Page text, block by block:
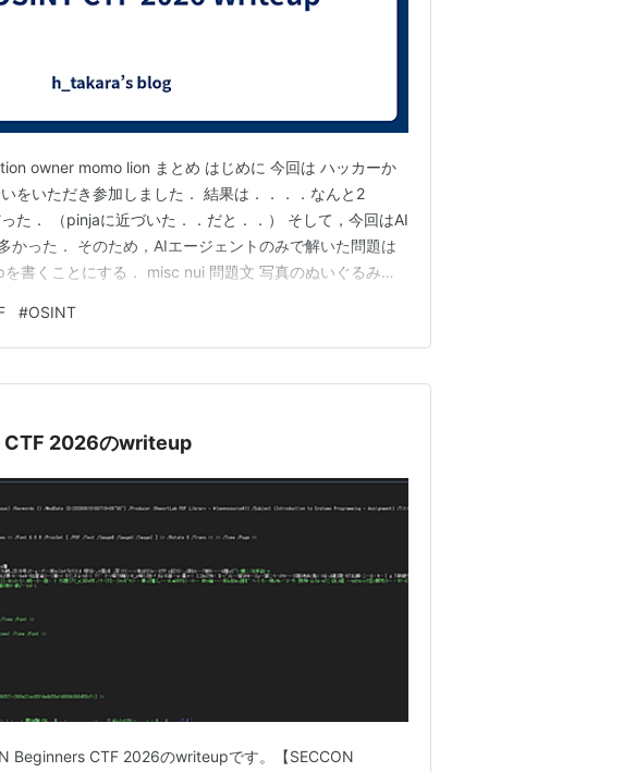
owner momo lion まとめ はじめに 今回は ハッカーか
をいただき参加しました． 結果は．．．．なんと2
た． （pinjaに近づいた．．だと．．） そして，今回はAI
かった． そのため，AIエージェントのみで解いた問題は
書くことにする． misc nui 問題文 写真のぬいぐるみ
れたも…
#OSINT
CTF 2026のwriteup
Beginners CTF 2026のwriteupです。【SECCON